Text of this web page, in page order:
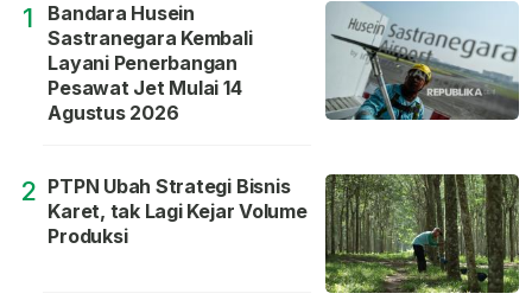
1
Bandara Husein
Sastranegara Kembali
Layani Penerbangan
Pesawat Jet Mulai 14
Agustus 2026
2 PTPN Ubah Strategi Bisnis
Karet, tak Lagi Kejar Volume
Produksi